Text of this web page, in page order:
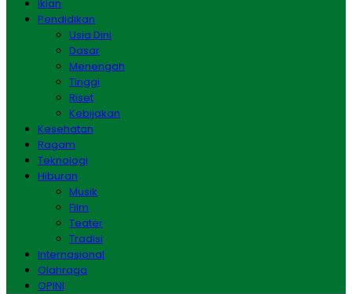
Iklan
Pendidikan
Usia Dini
Dasar
Menengah
Tinggi
Riset
Kebijakan
Kesehatan
Ragam
Teknologi
Hiburan
Musik
Film
Teater
Tradisi
Internasional
Olahraga
OPINI